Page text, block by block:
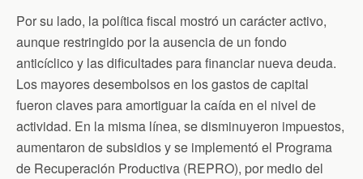
Por su lado, la política fiscal mostró un carácter activo,
aunque restringido por la ausencia de un fondo
anticíclico y las dificultades para financiar nueva deuda.
Los mayores desembolsos en los gastos de capital
fueron claves para amortiguar la caída en el nivel de
actividad. En la misma línea, se disminuyeron impuestos,
aumentaron de subsidios y se implementó el Programa
de Recuperación Productiva (REPRO), por medio del